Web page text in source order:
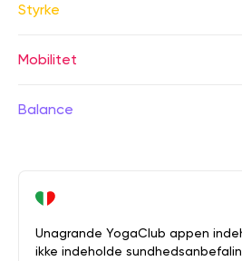
Styrke
Mobilitet
Balance
Unagrande YogaClub appen
ikke indeholde